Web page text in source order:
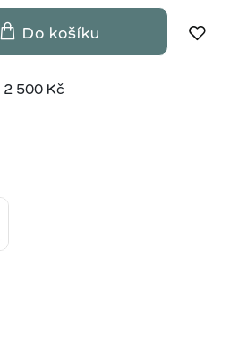
Do košíku
2 500 Kč